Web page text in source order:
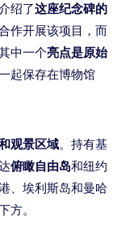
绍了这座纪念碑的
作开展该项目，而
中一个亮点是原始
起保存在博物馆
观景区域。持有基
俯瞰自由岛和纽约
、埃利斯岛和曼哈
方。